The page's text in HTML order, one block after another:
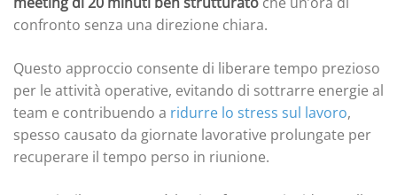
confronto senza una direzione chiara.
Questo approccio consente di liberare tempo prezioso
per le attività operative, evitando di sottrarre energie al
team e contribuendo a ridurre lo stress sul lavoro,
spesso causato da giornate lavorative prolungate per
recuperare il tempo perso in riunione.